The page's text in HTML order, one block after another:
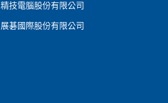
精技電腦股份有限公司
展碁國際股份有限公司